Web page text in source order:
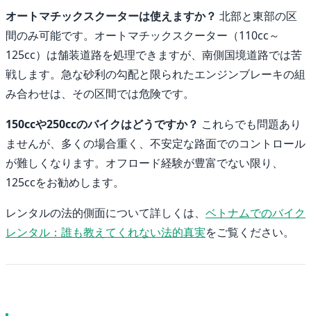
オートマチックスクーターは使えますか？ 北部と東部の区
間のみ可能です。オートマチックスクーター（110cc～
125cc）は舗装道路を処理できますが、南側国境道路では苦
戦します。急な砂利の勾配と限られたエンジンブレーキの組
み合わせは、その区間では危険です。
150ccや250ccのバイクはどうですか？ これらでも問題あり
ませんが、多くの場合重く、不安定な路面でのコントロール
が難しくなります。オフロード経験が豊富でない限り、
125ccをお勧めします。
レンタルの法的側面について詳しくは、 ベトナムでのバイク
レンタル：誰も教えてくれない法的真実をご覧ください。